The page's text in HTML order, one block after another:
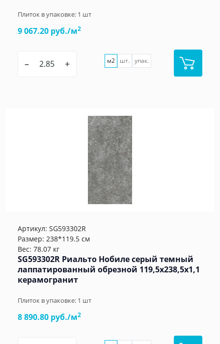
Плиток в упаковке: 1 шт
9 067.20 руб./м2
– + м2 шт. упак.
Артикул: SG593302R
Размер: 238*119.5 см
Вес: 78.07 кг
SG593302R Риальто Нобиле серый темный
лаппатированный обрезной 119,5x238,5x1,1
керамогранит
Плиток в упаковке: 1 шт
8 890.80 руб./м2